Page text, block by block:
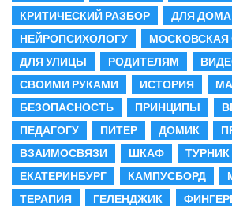
КРИТИЧЕСКИЙ РАЗБОР
ДЛЯ ДОМА
НЕЙРОПСИХОЛОГУ
МОСКОВСКАЯ
ДЛЯ УЛИЦЫ
РОДИТЕЛЯМ
СВОИМИ РУКАМИ
ИСТОРИЯ
БЕЗОПАСНОСТЬ
ПРИНЦИПЫ
ПЕДАГОГУ
ПИТЕР ДОМИК
ВЗАИМОСВЯЗИ
ШКАФ
ТУРНИК
ЕКАТЕРИНБУРГ
КАМПУСБОРД
ТЕРАПИЯ
ГЕЛЕНДЖИК